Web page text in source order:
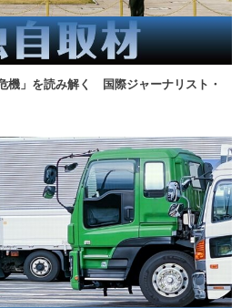
機」を読み解く 国際ジャーナリスト・